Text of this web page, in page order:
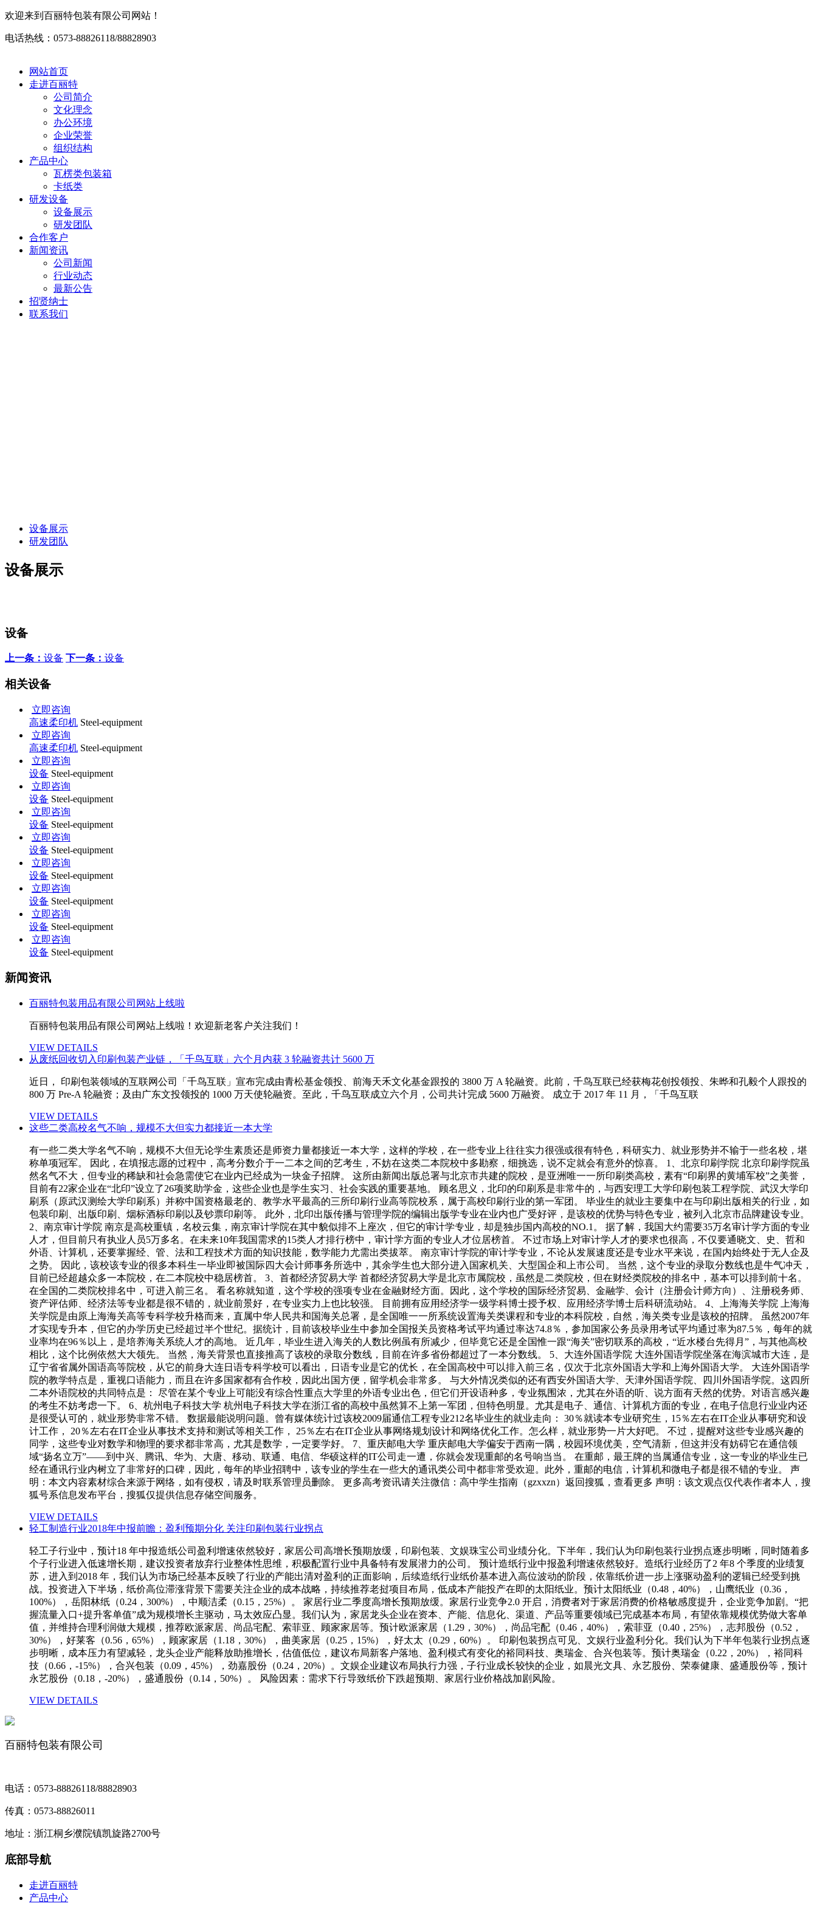
欢迎来到百丽特包装有限公司网站！
电话热线：0573-88826118/88828903
网站首页
走进百丽特
公司简介
文化理念
办公环境
企业荣誉
组织结构
产品中心
瓦楞类包装箱
卡纸类
研发设备
设备展示
研发团队
合作客户
新闻资讯
公司新闻
行业动态
最新公告
招贤纳士
联系我们
设备展示
研发团队
设备展示
设备
上一条： 设备 下一条： 设备
相关设备
立即咨询
高速柔印机 Steel-equipment
立即咨询
高速柔印机 Steel-equipment
立即咨询
设备 Steel-equipment
立即咨询
设备 Steel-equipment
立即咨询
设备 Steel-equipment
立即咨询
设备 Steel-equipment
立即咨询
设备 Steel-equipment
立即咨询
设备 Steel-equipment
立即咨询
设备 Steel-equipment
立即咨询
设备 Steel-equipment
新闻资讯
百丽特包装用品有限公司网站上线啦
百丽特包装用品有限公司网站上线啦！欢迎新老客户关注我们！
VIEW DETAILS
从废纸回收切入印刷包装产业链，「千鸟互联」六个月内获 3 轮融资共计 5600 万
近日， 印刷包装领域的互联网公司「千鸟互联」宣布完成由青松基金领投、前海天禾文化基金跟投的 3800 万 A 轮融资。此前，千鸟互联已经获梅花创投领投、朱晔和孔毅个人跟投的
800 万 Pre-A 轮融资；及由广东文投领投的 1000 万天使轮融资。至此，千鸟互联成立六个月，公司共计完成 5600 万融资。 成立于 2017 年 11 月，「千鸟互联
VIEW DETAILS
这些二类高校名气不响，规模不大但实力都接近一本大学
有一些二类大学名气不响，规模不大但无论学生素质还是师资力量都接近一本大学，这样的学校，在一些专业上往往实力很强或很有特色，科研实力、就业形势并不输于一些名校，堪
称单项冠军。 因此，在填报志愿的过程中，高考分数介于一二本之间的艺考生，不妨在这类二本院校中多勘察，细挑选，说不定就会有意外的惊喜。 1、北京印刷学院 北京印刷学院虽
然名气不大，但专业的稀缺和社会急需使它在业内已经成为一块金子招牌。 这所由新闻出版总署与北京市共建的院校，是亚洲唯一一所印刷类高校，素有“印刷界的黄埔军校”之美誉，
目前有22家企业在“北印”设立了26项奖助学金，这些企业也是学生实习、社会实践的重要基地。 顾名思义，北印的印刷系是非常牛的，与西安理工大学印刷包装工程学院、武汉大学印
刷系（原武汉测绘大学印刷系）并称中国资格最老的、教学水平最高的三所印刷行业高等院校系，属于高校印刷行业的第一军团。 毕业生的就业主要集中在与印刷出版相关的行业，如
包装印刷、出版印刷、烟标酒标印刷以及钞票印刷等。 此外，北印出版传播与管理学院的编辑出版学专业在业内也广受好评，是该校的优势与特色专业，被列入北京市品牌建设专业。
2、南京审计学院 南京是高校重镇，名校云集，南京审计学院在其中貌似排不上座次，但它的审计学专业，却是独步国内高校的NO.1。 据了解，我国大约需要35万名审计学方面的专业
人才，但目前只有执业人员5万多名。在未来10年我国需求的15类人才排行榜中，审计学方面的专业人才位居榜首。 不过市场上对审计学人才的要求也很高，不仅要通晓文、史、哲和
外语、计算机，还要掌握经、管、法和工程技术方面的知识技能，数学能力尤需出类拔萃。 南京审计学院的审计学专业，不论从发展速度还是专业水平来说，在国内始终处于无人企及
之势。 因此，该校该专业的很多本科生一毕业即被国际四大会计师事务所选中，其余学生也大部分进入国家机关、大型国企和上市公司。 当然，这个专业的录取分数线也是牛气冲天，
目前已经超越众多一本院校，在二本院校中稳居榜首。 3、首都经济贸易大学 首都经济贸易大学是北京市属院校，虽然是二类院校，但在财经类院校的排名中，基本可以排到前十名。
在全国的二类院校排名中，可进入前三名。 看名称就知道，这个学校的强项专业在金融财经方面。因此，这个学校的国际经济贸易、金融学、会计（注册会计师方向）、注册税务师、
资产评估师、经济法等专业都是很不错的，就业前景好，在专业实力上也比较强。 目前拥有应用经济学一级学科博士授予权、应用经济学博士后科研流动站。 4、上海海关学院 上海海
关学院是由原上海海关高等专科学校升格而来，直属中华人民共和国海关总署，是全国唯一一所系统设置海关类课程和专业的本科院校，自然，海关类专业是该校的招牌。 虽然2007年
才实现专升本，但它的办学历史已经超过半个世纪。据统计，目前该校毕业生中参加全国报关员资格考试平均通过率达74.8％，参加国家公务员录用考试平均通过率为87.5％，每年的就
业率均在96％以上，是培养海关系统人才的高地。 近几年，毕业生进入海关的人数比例虽有所减少，但毕竟它还是全国惟一跟“海关”密切联系的高校，“近水楼台先得月”，与其他高校
相比，这个比例依然大大领先。 当然，海关背景也直接推高了该校的录取分数线，目前在许多省份都超过了一本分数线。 5、大连外国语学院 大连外国语学院坐落在海滨城市大连，是
辽宁省省属外国语高等院校，从它的前身大连日语专科学校可以看出，日语专业是它的优长，在全国高校中可以排入前三名，仅次于北京外国语大学和上海外国语大学。 大连外国语学
院的教学特点是，重视口语能力，而且在许多国家都有合作校，因此出国方便，留学机会非常多。 与大外情况类似的还有西安外国语大学、天津外国语学院、四川外国语学院。这四所
二本外语院校的共同特点是： 尽管在某个专业上可能没有综合性重点大学里的外语专业出色，但它们开设语种多，专业氛围浓，尤其在外语的听、说方面有天然的优势。对语言感兴趣
的考生不妨考虑一下。 6、杭州电子科技大学 杭州电子科技大学在浙江省的高校中虽然算不上第一军团，但特色明显。尤其是电子、通信、计算机方面的专业，在电子信息行业业内还
是很受认可的，就业形势非常不错。 数据最能说明问题。曾有媒体统计过该校2009届通信工程专业212名毕业生的就业走向： 30％就读本专业研究生，15％左右在IT企业从事研究和设
计工作， 20％左右在IT企业从事技术支持和测试等相关工作， 25％左右在IT企业从事网络规划设计和网络优化工作。怎么样，就业形势一片大好吧。 不过，提醒对这些专业感兴趣的
同学，这些专业对数学和物理的要求都非常高，尤其是数学，一定要学好。 7、重庆邮电大学 重庆邮电大学偏安于西南一隅，校园环境优美，空气清新，但这并没有妨碍它在通信领
域“扬名立万”——到中兴、腾讯、华为、大唐、移动、联通、电信、华硕这样的IT公司走一遭，你就会发现重邮的名号响当当。 在重邮，最王牌的当属通信专业，这一专业的毕业生已
经在通讯行业内树立了非常好的口碑，因此，每年的毕业招聘中，该专业的学生在一些大的通讯类公司中都非常受欢迎。此外，重邮的电信，计算机和微电子都是很不错的专业。 声
明：本文内容素材综合来源于网络，如有侵权，请及时联系管理员删除。 更多高考资讯请关注微信：高中学生指南（gzxxzn）返回搜狐，查看更多 声明：该文观点仅代表作者本人，搜
狐号系信息发布平台，搜狐仅提供信息存储空间服务。
VIEW DETAILS
轻工制造行业2018年中报前瞻：盈利预期分化 关注印刷包装行业拐点
轻工子行业中，预计18 年中报造纸公司盈利增速依然较好，家居公司高增长预期放缓，印刷包装、文娱珠宝公司业绩分化。下半年，我们认为印刷包装行业拐点逐步明晰，同时随着多
个子行业进入低速增长期，建议投资者放弃行业整体性思维，积极配置行业中具备特有发展潜力的公司。 预计造纸行业中报盈利增速依然较好。造纸行业经历了2 年8 个季度的业绩复
苏，进入到2018 年，我们认为市场已经基本反映了行业的产能出清对盈利的正面影响，后续造纸行业纸价基本进入高位波动的阶段，依靠纸价进一步上涨驱动盈利的逻辑已经受到挑
战。投资进入下半场，纸价高位滞涨背景下需要关注企业的成本战略，持续推荐老挝项目布局，低成本产能投产在即的太阳纸业。预计太阳纸业（0.48，40%），山鹰纸业（0.36，
100%），岳阳林纸（0.24，300%），中顺洁柔（0.15，25%）。 家居行业二季度高增长预期放缓。家居行业竞争2.0 开启，消费者对于家居消费的价格敏感度提升，企业竞争加剧。“把
握流量入口+提升客单值”成为规模增长主驱动，马太效应凸显。我们认为，家居龙头企业在资本、产能、信息化、渠道、产品等重要领域已完成基本布局，有望依靠规模优势做大客单
值，并维持合理利润做大规模，推荐欧派家居、尚品宅配、索菲亚、顾家家居等。预计欧派家居（1.29，30%），尚品宅配（0.46，40%），索菲亚（0.40，25%），志邦股份（0.52，
30%），好莱客（0.56，65%），顾家家居（1.18，30%），曲美家居（0.25，15%），好太太（0.29，60%）。 印刷包装拐点可见、文娱行业盈利分化。我们认为下半年包装行业拐点逐
步明晰，成本压力有望减轻，龙头企业产能释放助推增长，估值低位，建议布局新客户落地、盈利模式有变化的裕同科技、奥瑞金、合兴包装等。预计奥瑞金（0.22，20%），裕同科
技（0.66，-15%），合兴包装（0.09，45%），劲嘉股份（0.24，20%）。文娱企业建议布局执行力强，子行业成长较快的企业，如晨光文具、永艺股份、荣泰健康、盛通股份等，预计
永艺股份（0.18，-20%），盛通股份（0.14，50%）。 风险因素：需求下行导致纸价下跌超预期、家居行业价格战加剧风险。
VIEW DETAILS
百丽特包装有限公司
电话：0573-88826118/88828903
传真：0573-88826011
地址：浙江桐乡濮院镇凯旋路2700号
底部导航
走进百丽特
产品中心